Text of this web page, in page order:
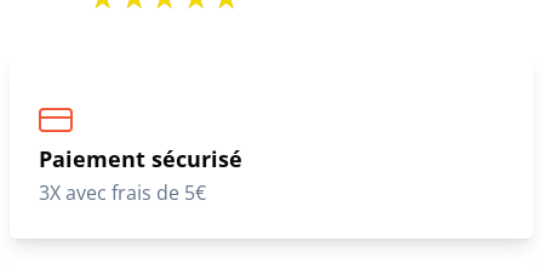
Paiement sécurisé
3X avec frais de 5€